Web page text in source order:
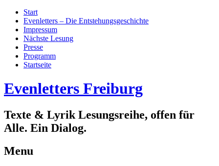
Start
Evenletters – Die Entstehungsgeschichte
Impressum
Nächste Lesung
Presse
Programm
Startseite
Evenletters Freiburg
Texte & Lyrik Lesungsreihe, offen für
Alle. Ein Dialog.
Menu